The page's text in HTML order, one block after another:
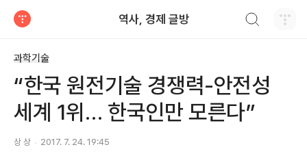
역사, 경제 글방
과학기술
“한국 원전기술 경쟁력-안전성
세계 1위… 한국인만 모른다”
상 상 2017. 7. 24. 19:45